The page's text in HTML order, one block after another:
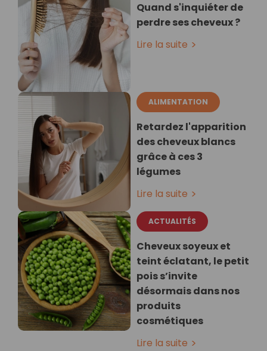
Quand s'inquiéter de
perdre ses cheveux ?
Lire la suite
ALIMENTATION
Retardez l'apparition
des cheveux blancs
grâce à ces 3
légumes
Lire la suite
ACTUALITÉS
Cheveux soyeux et
teint éclatant, le petit
pois s’invite
désormais dans nos
produits
cosmétiques
Lire la suite